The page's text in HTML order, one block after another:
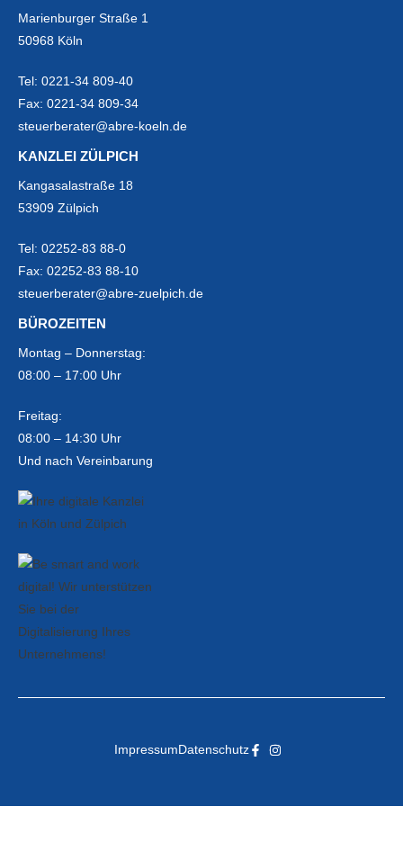
Marienburger Straße 1
50968 Köln
Tel: 0221-34 809-40
Fax: 0221-34 809-34
steuerberater@abre-koeln.de
KANZLEI ZÜLPICH
Kangasalastraße 18
53909 Zülpich
Tel: 02252-83 88-0
Fax: 02252-83 88-10
steuerberater@abre-zuelpich.de
BÜROZEITEN
Montag – Donnerstag:
08:00 – 17:00 Uhr
Freitag:
08:00 – 14:30 Uhr
Und nach Vereinbarung
ImpressumDatenschutz